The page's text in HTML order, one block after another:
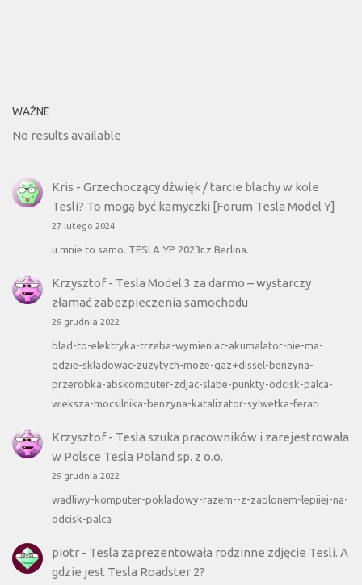
WAŻNE
No results available
Kris - Grzechoczący dźwięk / tarcie blachy w kole
Tesli? To mogą być kamyczki [Forum Tesla Model Y]
27 lutego 2024
u mnie to samo. TESLA YP 2023r.z Berlina.
Krzysztof- Tesla Model 3 za darmo – wystarczy
złamać zabezpieczenia samochodu
29 grudnia 2022
blad-to-elektryka-trzeba-wymieniac-akumalator-nie-ma-
gdzie-skladowac-zuzytych-moze-gaz+dissel-benzyna-
przerobka-abskomputer-zdjac-slabe-punkty-odcisk-palca-
wieksza-mocsilnika-benzyna-katalizator-sylwetka-ferari
Krzysztof- Tesla szuka pracowników i zarejestrowała
w Polsce Tesla Poland sp. z o.o.
29 grudnia 2022
wadliwy-komputer-pokladowy-razem--z-zaplonem-lepiiej-na-
odcisk-palca
piotr- Tesla zaprezentowała rodzinne zdjęcie Tesli. A
gdzie jest Tesla Roadster 2?